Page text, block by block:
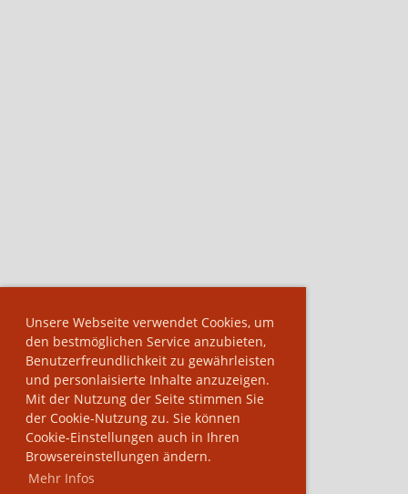
Unsere Webseite verwendet Cookies, um
den bestmöglichen Service anzubieten,
Benutzerfreundlichkeit zu gewährleisten
und personlaisierte Inhalte anzuzeigen.
Mit der Nutzung der Seite stimmen Sie
der Cookie-Nutzung zu. Sie können
Cookie-Einstellungen auch in Ihren
Browsereinstellungen ändern.
Mehr Infos